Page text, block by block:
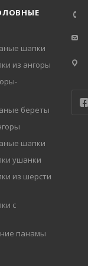
шапки
из ангоры
береты
шапки
ушанки
из шерсти
с
панамы